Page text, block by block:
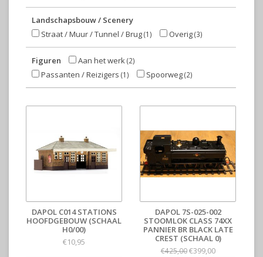
Landschapsbouw / Scenery
Straat / Muur / Tunnel / Brug(1) Overig(3)
Figuren Aan het werk(2)
Passanten / Reizigers (1) Spoorweg(2)
DAPOL C014 STATIONS
HOOFDGEBOUW (SCHAAL
H0/00)
€10,95
DAPOL 7S-025-002
STOOMLOK CLASS 74XX
PANNIER BR BLACK LATE
CREST (SCHAAL 0)
€425,00€399,00